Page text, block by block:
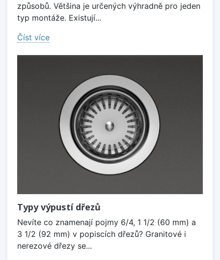
způsobů. Většina je určených výhradně pro jeden
typ montáže. Existují...
Číst více
Typy výpustí dřezů
Nevíte co znamenají pojmy 6/4, 1 1/2 (60 mm) a
3 1/2 (92 mm) v popiscích dřezů? Granitové i
nerezové dřezy se...